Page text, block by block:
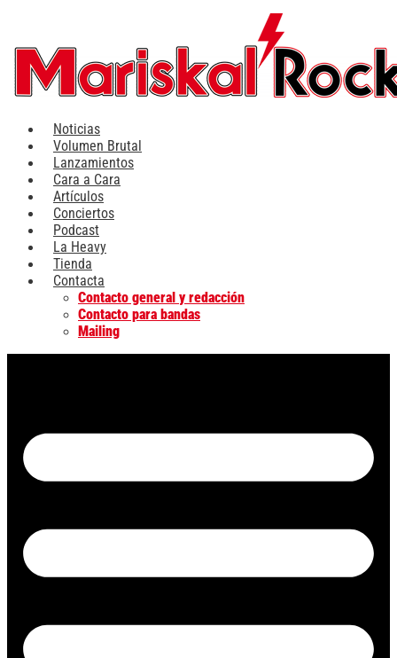
contenido
Noticias
Volumen Brutal
Lanzamientos
Cara a Cara
Artículos
Conciertos
Podcast
La Heavy
Tienda
Contacta
Contacto general y redacción
Contacto para bandas
Mailing